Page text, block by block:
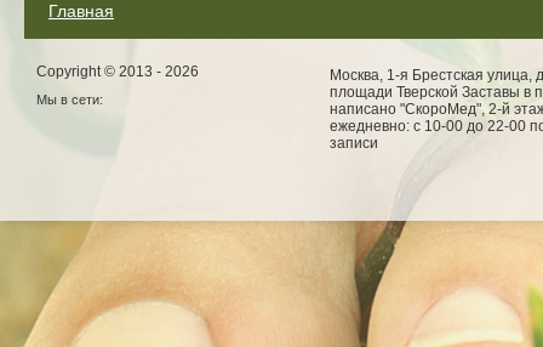
Главная
Copyright © 2013 - 2026
Мы в сети:
Москва, 1-я Брестская улица,
площади Тверской Заставы в
написано "СкороМед", 2-й
ежедневно: с 10-00 до 22-00
записи